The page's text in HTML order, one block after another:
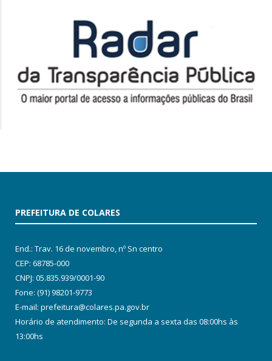
PREFEITURA DE COLARES
End.: Trav. 16 de novembro, nº Sn centro
CEP: 68785-000
CNPJ: 05.835.939/0001-90
Fone: (91) 98201-9773
E-mail: prefeitura@colares.pa.gov.br
Horário de atendimento: De segunda a sexta das 08:00hs às
13:00hs